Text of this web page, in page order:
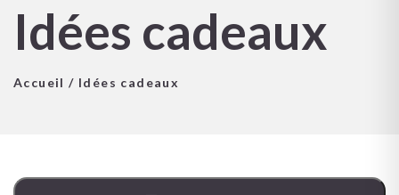
Idées cadeaux
Accueil / Idées cadeaux